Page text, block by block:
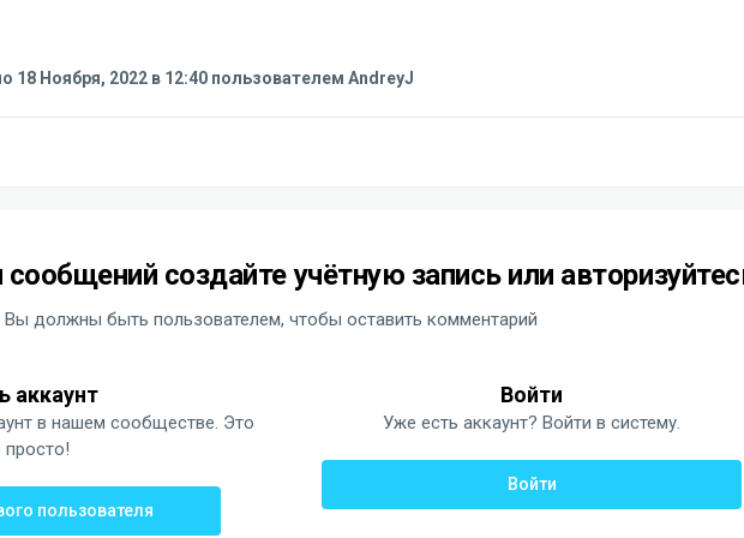
18 Ноября, 2022 в 12:40 пользователем AndreyJ
создайте учётную запись или
Вы должны быть пользователем, чтобы оставить комментарий
аккаунт
в нашем сообществе. Это
просто!
пользователя
Войти
Уже есть аккаунт? Войти в систему.
Войти